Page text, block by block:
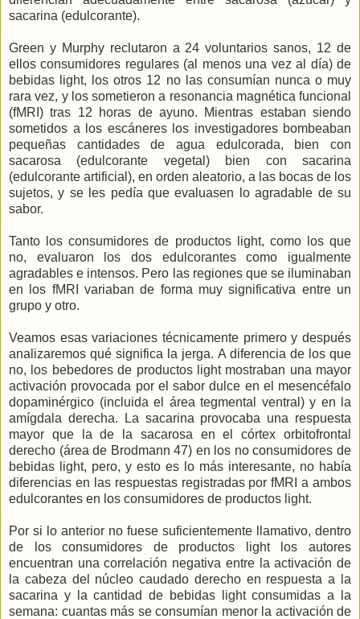
sacarina (edulcorante).
Green y Murphy reclutaron a 24 voluntarios sanos, 12 de
ellos consumidores regulares (al menos una vez al día) de
bebidas light, los otros 12 no las consumían nunca o muy
rara vez, y los sometieron a resonancia magnética funcional
(fMRI) tras 12 horas de ayuno. Mientras estaban siendo
sometidos a los escáneres los investigadores bombeaban
pequeñas cantidades de agua edulcorada, bien con
sacarosa (edulcorante vegetal) bien con sacarina
(edulcorante artificial), en orden aleatorio, a las bocas de los
sujetos, y se les pedía que evaluasen lo agradable de su
sabor.
Tanto los consumidores de productos light, como los que
no, evaluaron los dos edulcorantes como igualmente
agradables e intensos. Pero las regiones que se iluminaban
en los fMRI variaban de forma muy significativa entre un
grupo y otro.
Veamos esas variaciones técnicamente primero y después
analizaremos qué significa la jerga. A diferencia de los que
no, los bebedores de productos light mostraban una mayor
activación provocada por el sabor dulce en el mesencéfalo
dopaminérgico (incluida el área tegmental ventral) y en la
amígdala derecha. La sacarina provocaba una respuesta
mayor que la de la sacarosa en el córtex orbitofrontal
derecho (área de Brodmann 47) en los no consumidores de
bebidas light, pero, y esto es lo más interesante, no había
diferencias en las respuestas registradas por fMRI a ambos
edulcorantes en los consumidores de productos light.
Por si lo anterior no fuese suficientemente llamativo, dentro
de los consumidores de productos light los autores
encuentran una correlación negativa entre la activación de
la cabeza del núcleo caudado derecho en respuesta a la
sacarina y la cantidad de bebidas light consumidas a la
semana: cuantas más se consumían menor la activación de